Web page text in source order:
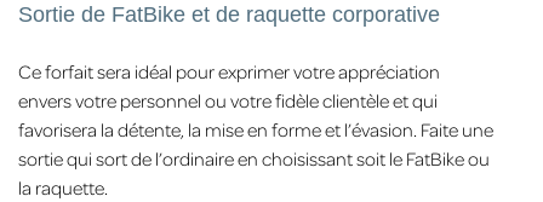
Sortie de FatBike et de raquette corporative
Ce forfait sera idéal pour exprimer votre appréciation
envers votre personnel ou votre fidèle clientèle et qui
favorisera la détente, la mise en forme et l’évasion. Faite une
sortie qui sort de l’ordinaire en choisissant soit le FatBike ou
la raquette.